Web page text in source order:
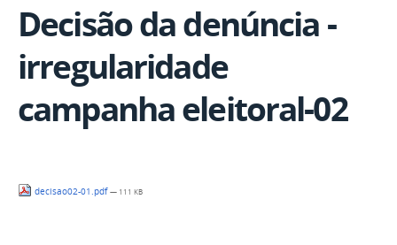
Decisão da denúncia -
irregularidade
campanha eleitoral-02
decisao02-01.pdf— 111 KB